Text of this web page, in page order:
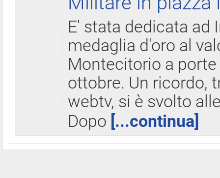
E' stata dedicata ad
medaglia d'oro al
Montecitorio a
ottobre. Un ricordo,
webtv, si è svolto
Dopo [...continua]